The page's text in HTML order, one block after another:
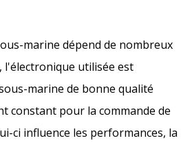
marine dépend de nombreux
l'électronique utilisée est
marine de bonne qualité
constant pour la commande de
ci influence les performances, la